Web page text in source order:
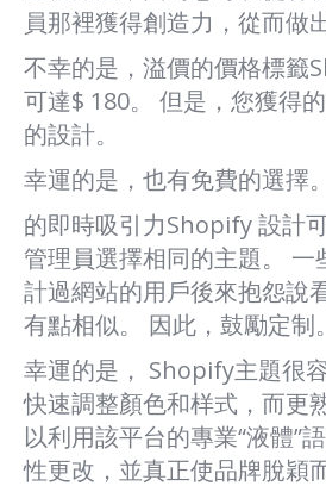
員那裡獲得創造力，從而做
不幸的是，溢價的價格標籤
可達$ 180。 但是，您獲得
的設計。
幸運的是，也有免費的選擇。
的即時吸引力Shopify 設計
管理員選擇相同的主題。
計過網站的用戶後來抱怨說
有點相似。 因此，鼓勵定制。
幸運的是， Shopify主題很
快速調整顏色和样式，而更
以利用該平台的專業“液體”
性更改，並真正使品牌脫穎